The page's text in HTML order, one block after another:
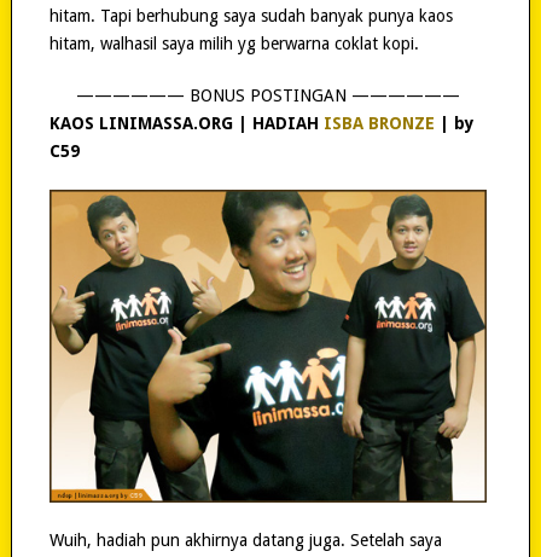
hitam. Tapi berhubung saya sudah banyak punya kaos
hitam, walhasil saya milih yg berwarna coklat kopi.
—————— BONUS POSTINGAN ——————
KAOS LINIMASSA.ORG | HADIAH ISBA BRONZE | by
C59
Wuih, hadiah pun akhirnya datang juga. Setelah saya